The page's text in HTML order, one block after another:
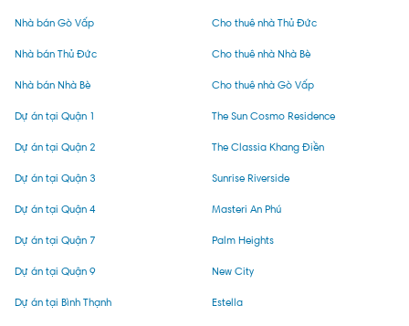
Nhà bán Gò Vấp
Nhà bán Thủ Đức
Nhà bán Nhà Bè
Cho thuê nhà Thủ Đức
Cho thuê nhà Nhà Bè
Cho thuê nhà Gò Vấp
Dự án tại Quận 1
Dự án tại Quận 2
Dự án tại Quận 3
Dự án tại Quận 4
Dự án tại Quận 7
Dự án tại Quận 9
Dự án tại Bình Thạnh
The Sun Cosmo Residence
The Classia Khang Điền
Sunrise Riverside
Masteri An Phú
Palm Heights
New City
Estella